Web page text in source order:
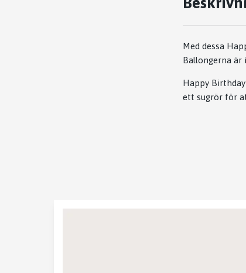
Med dessa
Ballongerna är
Happy
ett sugrör för